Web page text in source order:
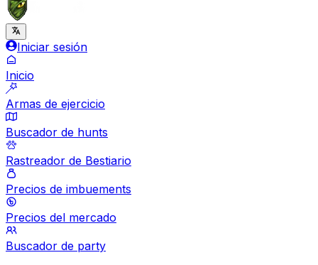
Iniciar sesión
Inicio
Armas de ejercicio
Buscador de hunts
Rastreador de Bestiario
Precios de imbuements
Precios del mercado
Buscador de party